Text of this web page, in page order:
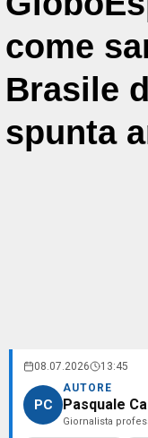
come
Brasile
spunta
08.07.2026 13:45
PC
AUTORE
Pasquale
Giornalista